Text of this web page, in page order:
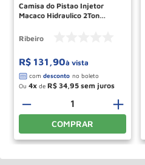
Camisa do Pistao Injetor
Macaco Hidraulico 2Ton
Ribeiro
R$ 131 90à vista
Ou 4 de R$ 34 95
＋
－
COMPRAR